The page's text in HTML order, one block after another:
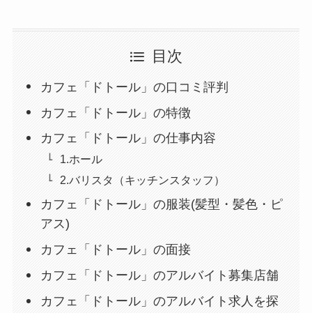
目次
カフェ「ドトール」の口コミ評判
カフェ「ドトール」の特徴
カフェ「ドトール」の仕事内容
1.ホール
2.バリスタ（キッチンスタッフ）
カフェ「ドトール」の服装(髪型・髪色・ピ
アス)
カフェ「ドトール」の面接
カフェ「ドトール」のアルバイト募集店舗
カフェ「ドトール」のアルバイト求人を探